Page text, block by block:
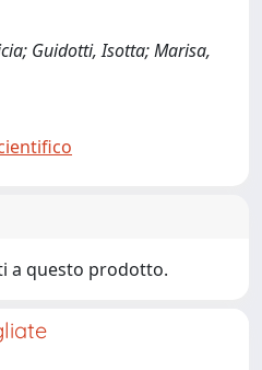
Guidotti, Isotta; Marisa,
a questo prodotto.